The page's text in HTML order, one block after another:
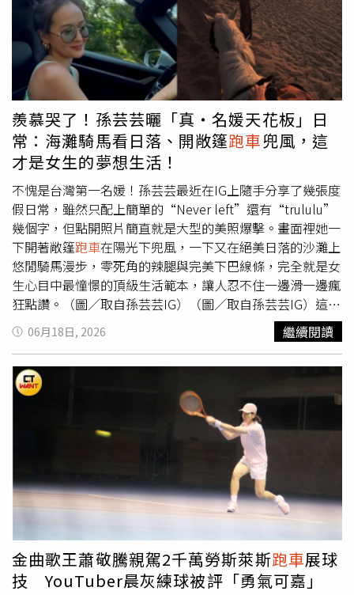
分，必須完全以子女的利益為準，絕對不能挪為父母自己私
用；第3點，送給孩子的，就是孩子的，媽媽多年來贈與給
子女的股票，在法律上財產權就是屬於孩子的，不再是父母
的財產，不能任意拿回來。蘇家宏指出，第4點，孩子的資
產，不列入夫妻財產，既然股票是孩子的，就算丈夫最後取
得監護權，這些股票也不會列入夫妻剩餘財產分配來計算，
媽媽不能因為先生監護孩子，就主張要分走孩子名下的一半
財產；第5點，為了孩子，不要輕易放棄親權，不是先生堅
持要監護權，太太就沒有機會，既然這麼愛孩子，那就不要
輕易放棄孩子的親權（監護權），爭取陪伴他成長的機會。
蘇家宏表示，就算最後並未爭取到監護權，太太也有固定探
視的時間，如果發現先生有違法私自挪用孩子的金錢，像是
將孩子名下5張台積電股票出售，所得金錢據為己有，後續
買超級跑車或匯給其他女子花用等，太太就可以提出刑事侵
占罪告訴，並要求返還金錢給小孩，一併予以說明。
羨慕哭了！孫芸芸曬「真・名媛天花板」日
常：海灘騎馬看日落、開敞篷跑車兜風，這
才是女生的夢想生活！
不愧是台灣第一名媛！孫芸芸最近在IG上隨手分享了幾張度
假日常，雖然只配上簡單的“Never left”還有“trululu”
幾個字，但點開照片簡直就是大型的美照爆擊。畫面裡她一
下開著敞篷跑車在陽光下兜風，一下又在絕美日落的沙灘上
悠閒騎馬漫步，零死角的辣腿與完美下巴線條，完全就是女
生心目中最憧憬的頂級生活範本，讓人忍不住一邊滑一邊瘋
狂點讚。（圖／取自孫芸芸IG）（圖／取自孫芸芸IG）這種
融入大自然、充滿空氣感的度假節奏，最厲害的地方在於她
總能把高奢日常過得毫無炫耀感…照片中她頂著一頭隨意散
落的長髮，無論是開車時亮眼的綠色針織背心搭配丹寧短
褲，還是騎馬時一身仙氣飄飄的米白色鏤空針織套裝，搭配
頸間點綴的彩色珠串與貝殼項鍊，都完美示範了今年最紅的
「精緻懶」美學，呈現出一般人難以複製的高級質感。（圖
／取自孫芸芸IG）（圖／取自孫芸芸IG）看完這些日常紀
錄，只能說真正的上流生活根本不需要刻意擺拍，這種把電
影情節過成日常的鬆弛感，才是名媛界的真正天花板，大家
今年夏天想要拍出同款的度假大片，這套拍照濾鏡和生活態
度絕對要先偷偷筆記下來！
06月18日, 2026 繼續閱讀
金曲歌王蕭敬騰親駕2千萬勞斯萊斯跑車展球
技 YouTuber晨灰練球被評「勇氣可嘉」